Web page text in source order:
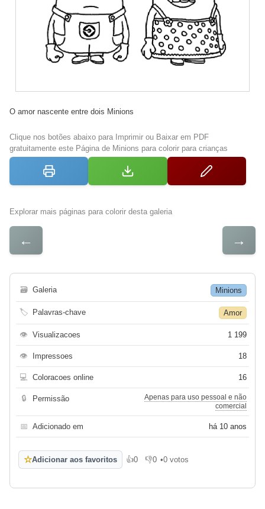
O amor nascente entre dois Minions
Clique nos botões abaixo para Imprimir ou Baixar em PDF
gratuitamente este Página de Minions para colorir para crianças
Explorar mais páginas para colorir desta galeria
← →
🗃 Galeria Minions
🏷 Palavras-chave Amor
👁 Visualizacoes 1 199
👁 Impressoes 18
💻 Coloracoes online 16
🔒 Permissão
Apenas para uso pessoal e não
comercial
📅 Adicionado em há 10 anos
☆Adicionar aos favoritos 👍0
Gosto 👎0
Não gosto
•0 votos